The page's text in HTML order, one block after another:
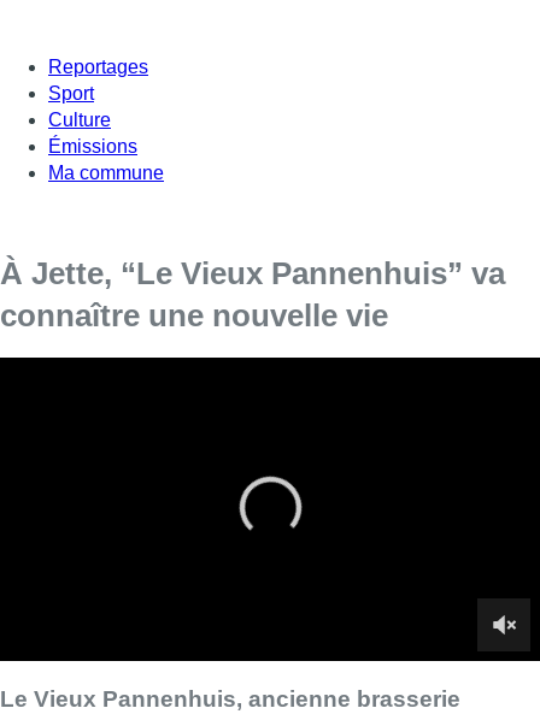
Reportages
Sport
Culture
Émissions
Ma commune
À Jette, “Le Vieux Pannenhuis” va
connaître une nouvelle vie
Le Vieux Pannenhuis, ancienne brasserie